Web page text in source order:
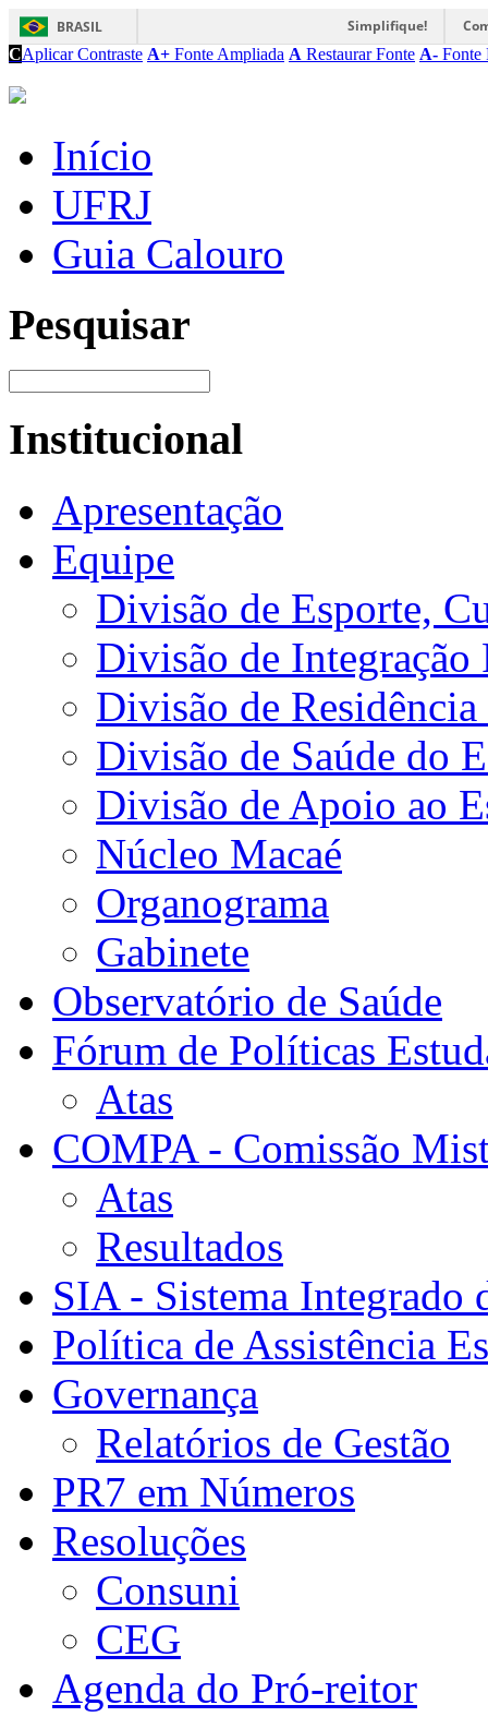
BRASIL Simplifique!
CAplicar Contraste A+ Fonte Ampliada A Restaurar Fonte A- Fonte
Início
UFRJ
Guia Calouro
Pesquisar
Institucional
Apresentação
Equipe
Divisão de Esporte,
Divisão de Integração
Divisão de
Divisão de Saúde do
Divisão de Apoio ao
Núcleo Macaé
Organograma
Gabinete
Observatório de Saúde
Fórum de Políticas
Atas
COMPA - Comissão
Atas
Resultados
SIA - Sistema Integrado
Política de Assistência
Governança
Relatórios de Gestão
PR7 em Números
Resoluções
Consuni
CEG
Agenda do Pró-reitor